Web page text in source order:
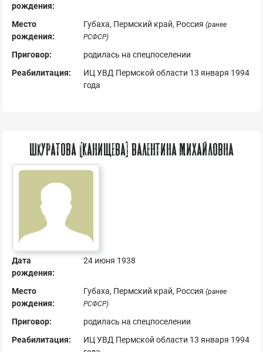
рождения:
Место
рождения:
Губаха, Пермский край, Россия (ранее
РСФСР)
Приговор:
родилась на спецпоселении
Реабилитация:
ИЦ УВД Пермской области 13 января 1994
года
Шкуратова (Канищева) Валентина Михайловна
Дата
рождения:
24 июня 1938
Место
рождения:
Губаха, Пермский край, Россия (ранее
РСФСР)
Приговор:
родилась на спецпоселении
Реабилитация:
ИЦ УВД Пермской области 13 января 1994